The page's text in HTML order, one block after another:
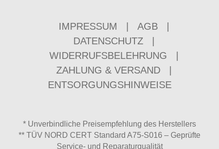
IMPRESSUM AGB
DATENSCHUTZ
WIDERRUFSBELEHRUNG
ZAHLUNG & VERSAND
ENTSORGUNGSHINWEISE
* Unverbindliche Preisempfehlung des Herstellers
** TÜV NORD CERT Standard A75-S016 – Geprüfte
Service- und Reparaturqualität